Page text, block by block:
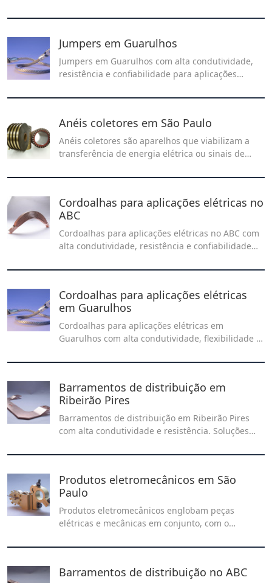
funcionamento adequado de dispositivos e
Jumpers em Guarulhos
Jumpers em Guarulhos com alta condutividade,
resistência e confiabilidade para aplicações
de qualidade que garantem conexões seguras.
Anéis coletores em São Paulo
Anéis coletores são aparelhos que viabilizam a
transferência de energia elétrica ou sinais de
partes que permanecem estáticas em um
Cordoalhas para aplicações elétricas no
ABC
Cordoalhas para aplicações elétricas no ABC com
alta condutividade, resistência e confiabilidade
no nosso artigo!
Cordoalhas para aplicações elétricas
em Guarulhos
Cordoalhas para aplicações elétricas em
Guarulhos com alta condutividade, flexibilidade e
confiáveis para sistemas elétricos industriais,
desempenho operacional.
Barramentos de distribuição em
Ribeirão Pires
Barramentos de distribuição em Ribeirão Pires
com alta condutividade e resistência. Soluções
industriais e comerciais. Solicite já seu orçamento
Produtos eletromecânicos em São
Paulo
Produtos eletromecânicos englobam peças
elétricas e mecânicas em conjunto, com o
Barramentos de distribuição no ABC